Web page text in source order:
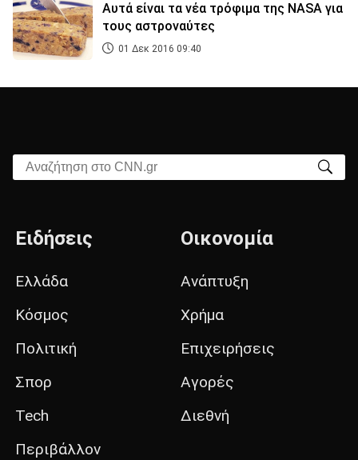
Αυτά είναι τα νέα τρόφιμα της NASA για
τους αστροναύτες
01 Δεκ 2016 09:40
Αναζήτηση στο CNN.gr
Ειδήσεις
Ελλάδα
Κόσμος
Πολιτική
Σπορ
Tech
Περιβάλλον
Οικονομία
Ανάπτυξη
Χρήμα
Επιχειρήσεις
Αγορές
Διεθνή